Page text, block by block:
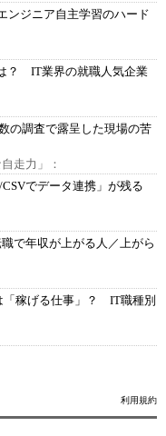
ジニア自主学習のハード
？ IT業界の就職人気企業
の調査で露呈した現場の苦
走力」：
でデータ連携」が残る
で年収が上がる人／上がら
「稼げる仕事」？ IT職種別
利用規約